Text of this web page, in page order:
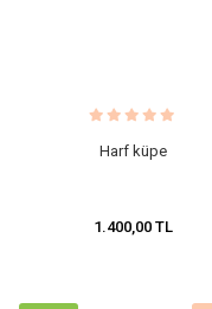
Harf küpe
1.400,00 TL